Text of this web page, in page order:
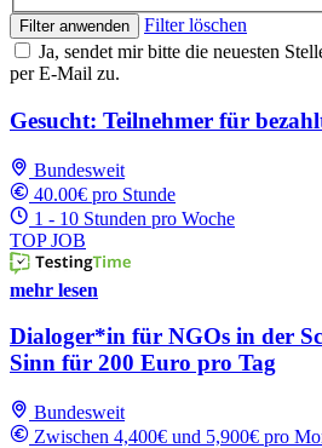
Filter anwenden
Filter löschen
Ja, sendet mir bitte die neuesten
per E-Mail zu.
Gesucht: Teilnehmer für
Bundesweit
40.00€ pro Stunde
1 - 10 Stunden pro Woche
TOP JOB
mehr lesen
Dialoger*in für NGOs in der
Sinn für 200 Euro pro Tag
Bundesweit
Zwischen 4,400€ und 5,900€ pro